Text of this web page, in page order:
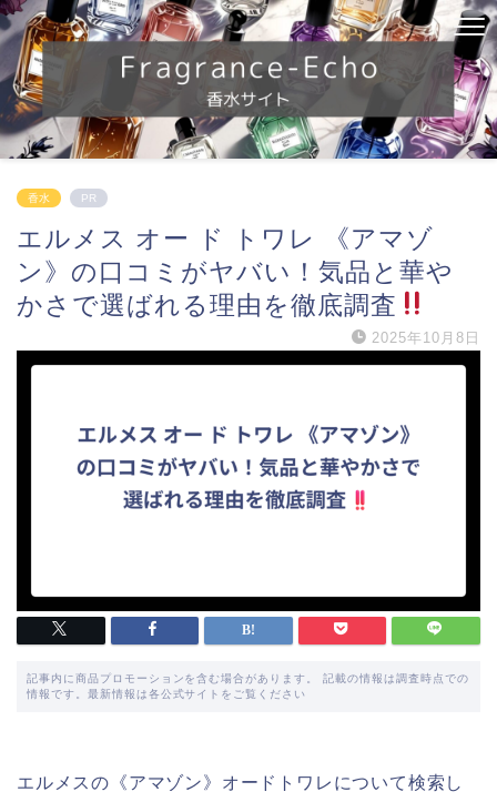
香水 PR
エルメス オー ド トワレ 《アマゾ
ン》の口コミがヤバい！気品と華や
かさで選ばれる理由を徹底調査
2025年10月8日
記事内に商品プロモーションを含む場合があります。 記載の情報は調査時点での
情報です。最新情報は各公式サイトをご覧ください
エルメスの《アマゾン》オードトワレについて検索し